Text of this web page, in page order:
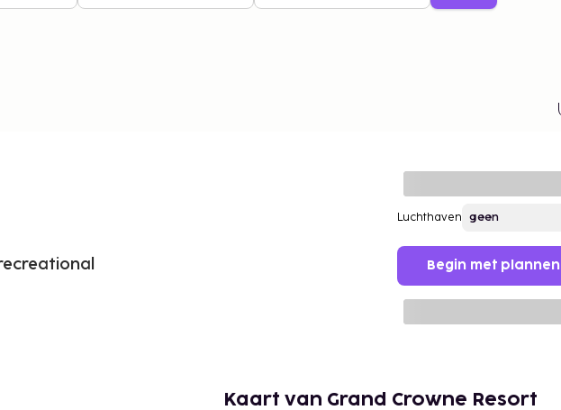
Luchthaven
Begin met plannen
Kaart van Grand Crowne Resort